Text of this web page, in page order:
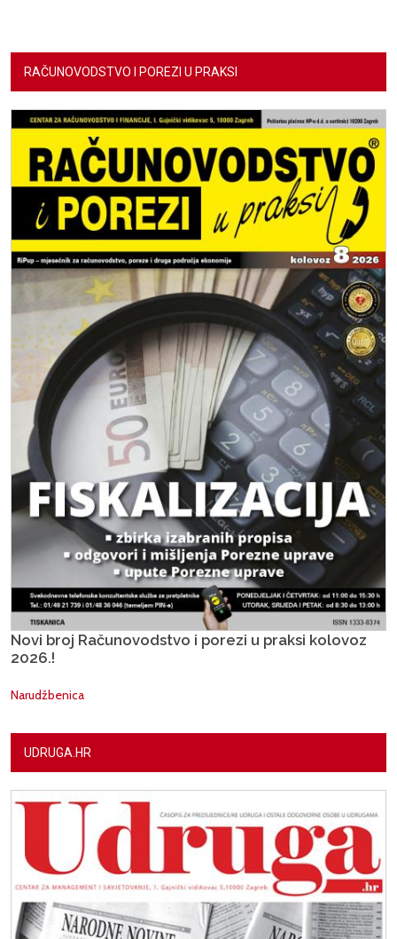
RAČUNOVODSTVO I POREZI U PRAKSI
Novi broj Računovodstvo i porezi u praksi kolovoz
2026.!
Narudžbenica
UDRUGA.HR